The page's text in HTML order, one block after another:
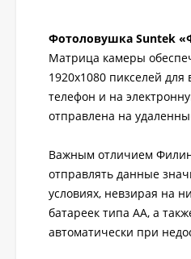
Фотоловушка Suntek
Матрица камеры
1920х1080 пикселей
телефон и на
отправлена на
Важным отличием Филин
отправлять данные
условиях, невзирая на
батареек типа АА, а
автоматически при